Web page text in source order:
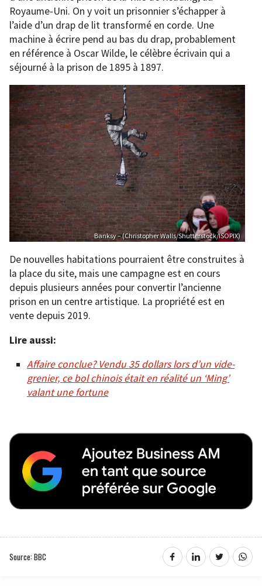
Royaume-Uni. On y voit un prisonnier s’échapper à
l’aide d’un drap de lit transformé en corde. Une
machine à écrire pend au bas du drap, probablement
en référence à Oscar Wilde, le célèbre écrivain qui a
séjourné à la prison de 1895 à 1897.
Banksy – (Christopher Walls/Shutterstock/ISOPIX)
De nouvelles habitations pourraient être construites à
la place du site, mais une campagne est en cours
depuis plusieurs années pour convertir l’ancienne
prison en un centre artistique. La propriété est en
vente depuis 2019.
Lire aussi:
Affaire conclue? Vendu 35 dollars lors d’un vide-
grenier, ce bol chinois était en réalité un ‘Ming’
valant une fortune
Source: BBC